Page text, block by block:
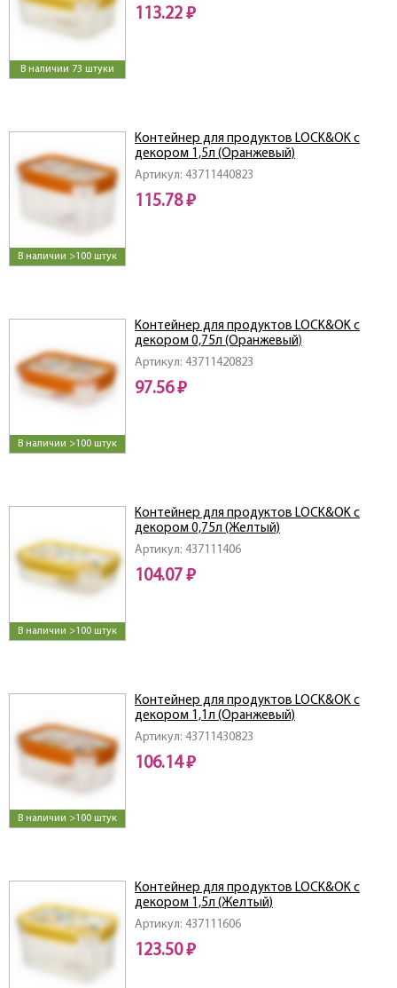
В наличии 73 штуки
113.22 ₽
В наличии >100 штук
Артикул: 43711440823
Контейнер для продуктов LOCK&OK с
декором 1,5л (Оранжевый)
115.78 ₽
В наличии >100 штук
Артикул: 43711420823
Контейнер для продуктов LOCK&OK с
декором 0,75л (Оранжевый)
97.56 ₽
В наличии >100 штук
Артикул: 437111406
Контейнер для продуктов LOCK&OK с
декором 0,75л (Желтый)
104.07 ₽
В наличии >100 штук
Артикул: 43711430823
Контейнер для продуктов LOCK&OK с
декором 1,1л (Оранжевый)
106.14 ₽
Артикул: 437111606
Контейнер для продуктов LOCK&OK с
декором 1,5л (Желтый)
123.50 ₽